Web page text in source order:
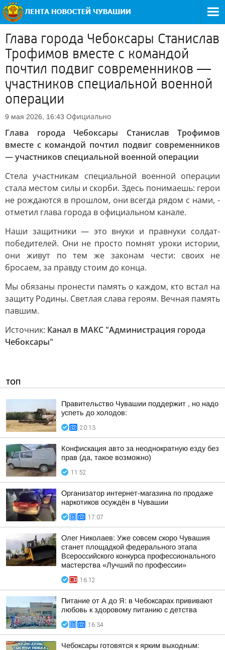
Глава города Чебоксары Станислав
Трофимов вместе с командой
почтил подвиг современников —
участников специальной военной
операции
9 мая 2026, 16:43 Официально
Глава города Чебоксары Станислав Трофимов
вместе с командой почтил подвиг современников
— участников специальной военной операции
Стела участникам специальной военной операции
стала местом силы и скорби. Здесь понимаешь: герои
не рождаются в прошлом, они всегда рядом с нами, -
отметил глава города в официальном канале.
Наши защитники — это внуки и правнуки солдат-
победителей. Они не просто помнят уроки истории,
они живут по тем же законам чести: своих не
бросаем, за правду стоим до конца.
Мы обязаны пронести память о каждом, кто встал на
защиту Родины. Светлая слава героям. Вечная память
павшим.
Источник: Канал в МАКС "Администрация города
Чебоксары"
ТОП
Правительство Чувашии поддержит , но надо
успеть до холодов:
20:13
Конфискация авто за неоднократную езду без
прав (да, такое возможно)
11:52
Организатор интернет-магазина по продаже
наркотиков осуждён в Чувашии
17:07
Олег Николаев: Уже совсем скоро Чувашия
станет площадкой федерального этапа
Всероссийского конкурса профессионального
мастерства «Лучший по профессии»
16:12
Питание от А до Я: в Чебоксарах прививают
любовь к здоровому питанию с детства
16:34
Чебоксары готовятся к ярким выходным: